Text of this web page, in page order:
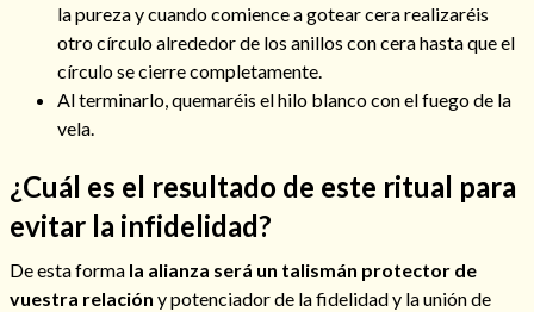
la pureza y cuando comience a gotear cera realizaréis
otro círculo alrededor de los anillos con cera hasta que el
círculo se cierre completamente.
Al terminarlo, quemaréis el hilo blanco con el fuego de la
vela.
¿Cuál es el resultado de este ritual para
evitar la infidelidad?
De esta forma la alianza será un talismán protector de
vuestra relación y potenciador de la fidelidad y la unión de